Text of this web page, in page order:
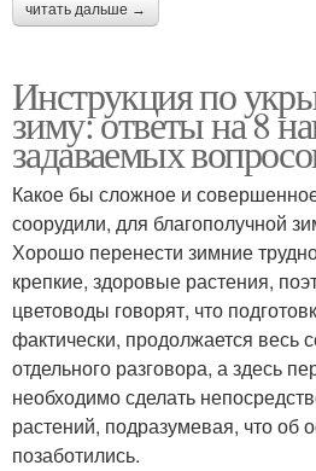
читать дальше →
Инструкция по
зиму: ответы на 8
задаваемых
Какое бы сложное и
соорудили, для благополучной
Хорошо перенести зимние
крепкие, здоровые растения,
цветоводы говорят, что
фактически, продолжается весь
отдельного разговора, а здесь
необходимо сделать
растений, подразумевая, что об
позаботились.